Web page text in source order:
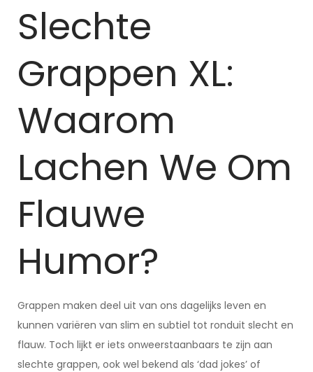
Slechte
Grappen XL:
Waarom
Lachen We Om
Flauwe
Humor?
Grappen maken deel uit van ons dagelijks leven en
kunnen variëren van slim en subtiel tot ronduit slecht en
flauw. Toch lijkt er iets onweerstaanbaars te zijn aan
slechte grappen, ook wel bekend als ‘dad jokes’ of